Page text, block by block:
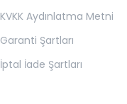
KVKK Aydınlatma Metni
Garanti Şartları
İptal İade Şartları